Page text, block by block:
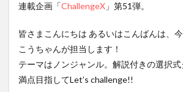
連載企画「ChallengeX 」第51弾。
皆さまこんにちは あるいはこんばんは、
こうちゃんが担当します！
テーマはノンジャンル。解説付きの選択式
満点目指してLet’s challenge!!